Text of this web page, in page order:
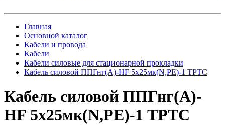
Главная
Основной каталог
Кабели и провода
Кабели
Кабели силовые для стационарной прокладки
Кабель силовой ППГнг(А)-HF 5х25мк(N,PE)-1 ТРТС
Кабель силовой ППГнг(А)-
HF 5х25мк(N,PE)-1 ТРТС